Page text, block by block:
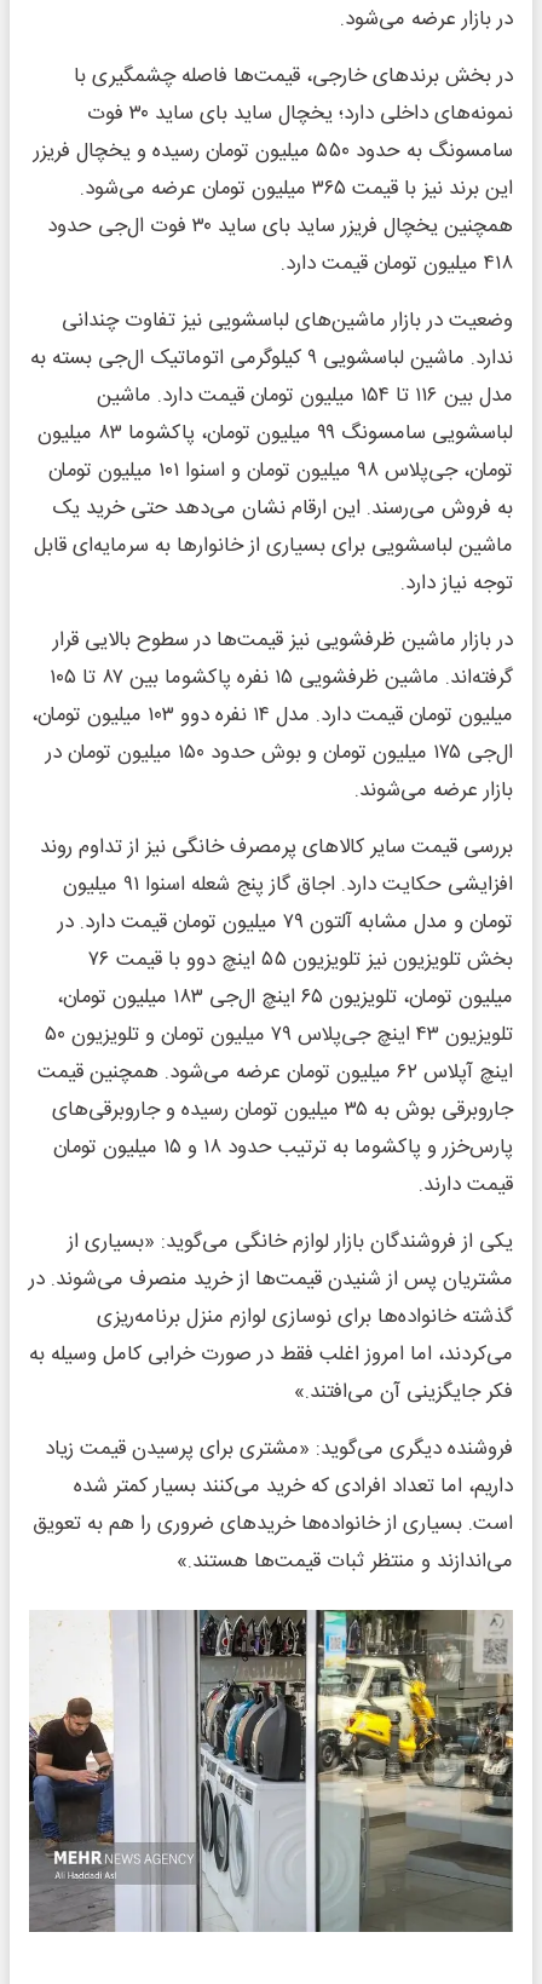
در بازار عرضه می‌شود.
در بخش برندهای خارجی، قیمت‌ها فاصله چشمگیری با
نمونه‌های داخلی دارد؛ یخچال ساید بای ساید ۳۰ فوت
سامسونگ به حدود ۵۵۰ میلیون تومان رسیده و یخچال فریزر
این برند نیز با قیمت ۳۶۵ میلیون تومان عرضه می‌شود.
همچنین یخچال فریزر ساید بای ساید ۳۰ فوت ال‌جی حدود
۴۱۸ میلیون تومان قیمت دارد.
وضعیت در بازار ماشین‌های لباسشویی نیز تفاوت چندانی
ندارد. ماشین لباسشویی ۹ کیلوگرمی اتوماتیک ال‌جی بسته به
مدل بین ۱۱۶ تا ۱۵۴ میلیون تومان قیمت دارد. ماشین
لباسشویی سامسونگ ۹۹ میلیون تومان، پاکشوما ۸۳ میلیون
تومان، جی‌پلاس ۹۸ میلیون تومان و اسنوا ۱۰۱ میلیون تومان
به فروش می‌رسند. این ارقام نشان می‌دهد حتی خرید یک
ماشین لباسشویی برای بسیاری از خانوارها به سرمایه‌ای قابل
توجه نیاز دارد.
در بازار ماشین ظرفشویی نیز قیمت‌ها در سطوح بالایی قرار
گرفته‌اند. ماشین ظرفشویی ۱۵ نفره پاکشوما بین ۸۷ تا ۱۰۵
میلیون تومان قیمت دارد. مدل ۱۴ نفره دوو ۱۰۳ میلیون تومان،
ال‌جی ۱۷۵ میلیون تومان و بوش حدود ۱۵۰ میلیون تومان در
بازار عرضه می‌شوند.
بررسی قیمت سایر کالاهای پرمصرف خانگی نیز از تداوم روند
افزایشی حکایت دارد. اجاق گاز پنج شعله اسنوا ۹۱ میلیون
تومان و مدل مشابه آلتون ۷۹ میلیون تومان قیمت دارد. در
بخش تلویزیون نیز تلویزیون ۵۵ اینچ دوو با قیمت ۷۶
میلیون تومان، تلویزیون ۶۵ اینچ ال‌جی ۱۸۳ میلیون تومان،
تلویزیون ۴۳ اینچ جی‌پلاس ۷۹ میلیون تومان و تلویزیون ۵۰
اینچ آپلاس ۶۲ میلیون تومان عرضه می‌شود. همچنین قیمت
جاروبرقی بوش به ۳۵ میلیون تومان رسیده و جاروبرقی‌های
پارس‌خزر و پاکشوما به ترتیب حدود ۱۸ و ۱۵ میلیون تومان
قیمت دارند.
یکی از فروشندگان بازار لوازم خانگی می‌گوید: «بسیاری از
مشتریان پس از شنیدن قیمت‌ها از خرید منصرف می‌شوند. در
گذشته خانواده‌ها برای نوسازی لوازم منزل برنامه‌ریزی
می‌کردند، اما امروز اغلب فقط در صورت خرابی کامل وسیله به
فکر جایگزینی آن می‌افتند.»
فروشنده‌ دیگری می‌گوید: «مشتری برای پرسیدن قیمت زیاد
داریم، اما تعداد افرادی که خرید می‌کنند بسیار کمتر شده
است. بسیاری از خانواده‌ها خریدهای ضروری را هم به تعویق
می‌اندازند و منتظر ثبات قیمت‌ها هستند.»